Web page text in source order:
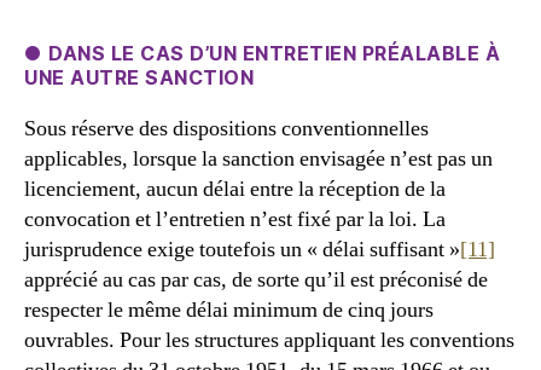
● DANS LE CAS D’UN ENTRETIEN PRÉALABLE À
UNE AUTRE SANCTION
Sous réserve des dispositions conventionnelles
applicables, lorsque la sanction envisagée n’est pas un
licenciement, aucun délai entre la réception de la
convocation et l’entretien n’est fixé par la loi. La
jurisprudence exige toutefois un « délai suffisant »[11]
apprécié au cas par cas, de sorte qu’il est préconisé de
respecter le même délai minimum de cinq jours
ouvrables. Pour les structures appliquant les conventions